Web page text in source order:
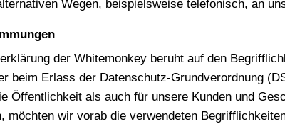
Wegen, beispielsweise telefonisch, an
der Whitemonkey beruht auf den
beim Erlass der Datenschutz-Grundverordnung
Öffentlichkeit als auch für unsere Kunden und
möchten wir vorab die verwendeten